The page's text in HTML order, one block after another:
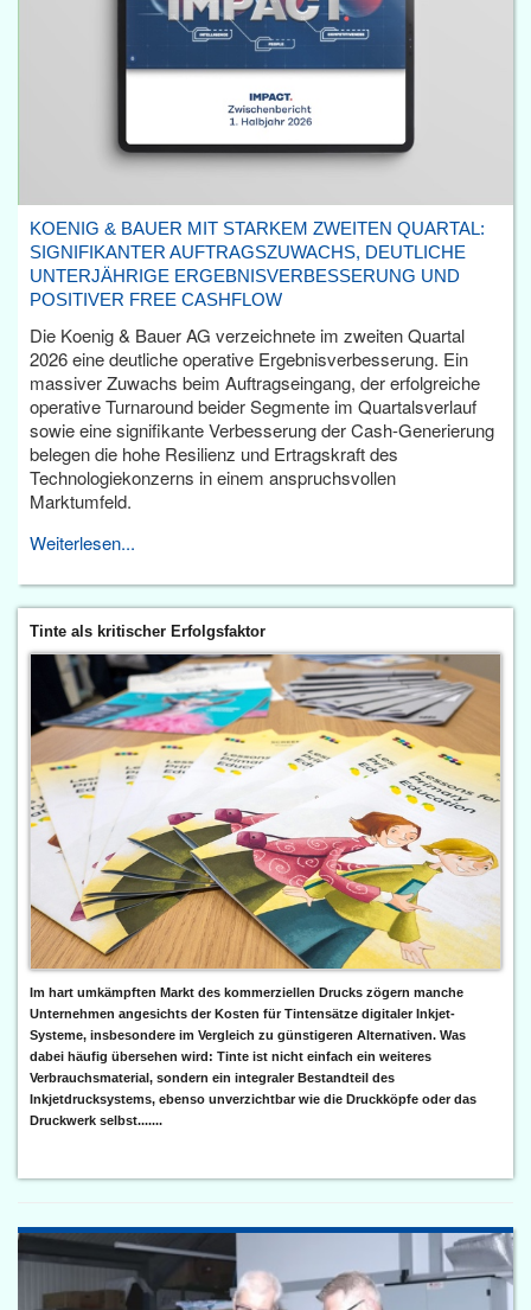
KOENIG & BAUER MIT STARKEM ZWEITEN QUARTAL:
SIGNIFIKANTER AUFTRAGSZUWACHS, DEUTLICHE
UNTERJÄHRIGE ERGEBNISVERBESSERUNG UND
POSITIVER FREE CASHFLOW
Die Koenig & Bauer AG verzeichnete im zweiten Quartal
2026 eine deutliche operative Ergebnisverbesserung. Ein
massiver Zuwachs beim Auftragseingang, der erfolgreiche
operative Turnaround beider Segmente im Quartalsverlauf
sowie eine signifikante Verbesserung der Cash-Generierung
belegen die hohe Resilienz und Ertragskraft des
Technologiekonzerns in einem anspruchsvollen
Marktumfeld.
Weiterlesen...
Tinte als kritischer Erfolgsfaktor
Im hart umkämpften Markt des kommerziellen Drucks zögern manche
Unternehmen angesichts der Kosten für Tintensätze digitaler Inkjet-
Systeme, insbesondere im Vergleich zu günstigeren Alternativen. Was
dabei häufig übersehen wird: Tinte ist nicht einfach ein weiteres
Verbrauchsmaterial, sondern ein integraler Bestandteil des
Inkjetdrucksystems, ebenso unverzichtbar wie die Druckköpfe oder das
Druckwerk selbst.......